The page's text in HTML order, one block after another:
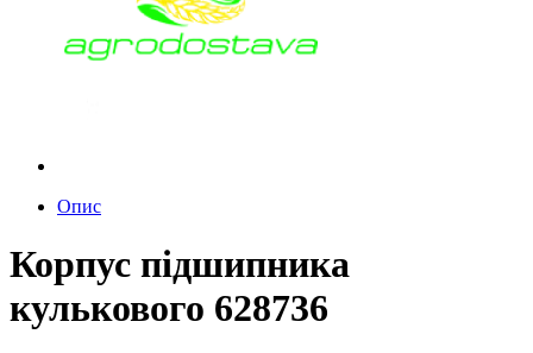
Опис
Корпус підшипника
кулькового 628736